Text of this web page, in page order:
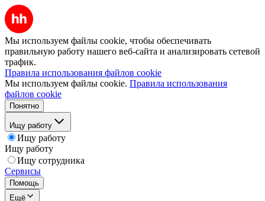
Мы используем файлы cookie, чтобы обеспечивать
правильную работу нашего веб-сайта и анализировать сетевой
трафик.
Правила использования файлов cookie
Мы используем файлы cookie. Правила использования
файлов cookie
Понятно
Ищу работу
Ищу работу
Ищу работу
Ищу сотрудника
Сервисы
Помощь
Ещё